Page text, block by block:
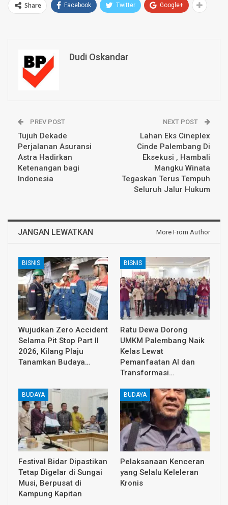
Share Facebook Twitter Google+
Dudi Oskandar
PREV POST
Tujuh Dekade
Perjalanan Asuransi
Astra Hadirkan
Ketenangan bagi
Indonesia
NEXT POST
Lahan Eks Cineplex
Cinde Palembang Di
Eksekusi , Hambali
Mangku Winata
Tegaskan Terus Tempuh
Seluruh Jalur Hukum
JANGAN LEWATKAN More From Author
BISNIS
Wujudkan Zero Accident
Selama Pit Stop Part II
2026, Kilang Plaju
Tanamkan Budaya…
BISNIS
Ratu Dewa Dorong
UMKM Palembang Naik
Kelas Lewat
Pemanfaatan AI dan
Transformasi…
BUDAYA
Festival Bidar Dipastikan
Tetap Digelar di Sungai
Musi, Berpusat di
Kampung Kapitan
BUDAYA
Pelaksanaan Kenceran
yang Selalu Keleleran
Kronis